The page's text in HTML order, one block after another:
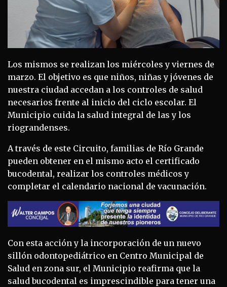
Los mismos se realizan los miércoles y viernes de
marzo. El objetivo es que niños, niñas y jóvenes de
nuestra ciudad accedan a los controles de salud
necesarios frente al inicio del ciclo escolar. El
Municipio cuida la salud integral de las y los
riograndenses.
A través de este Circuito, familias de Río Grande
pueden obtener en el mismo acto el certificado
bucodental, realizar los controles médicos y
completar el calendario nacional de vacunación.
Con esta acción y la incorporación de un nuevo
sillón odontopediátrico en Centro Municipal de
Salud en zona sur, el Municipio reafirma que la
salud bucodental es imprescindible para tener una